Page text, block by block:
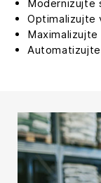
Modernizujte
Optimalizujte